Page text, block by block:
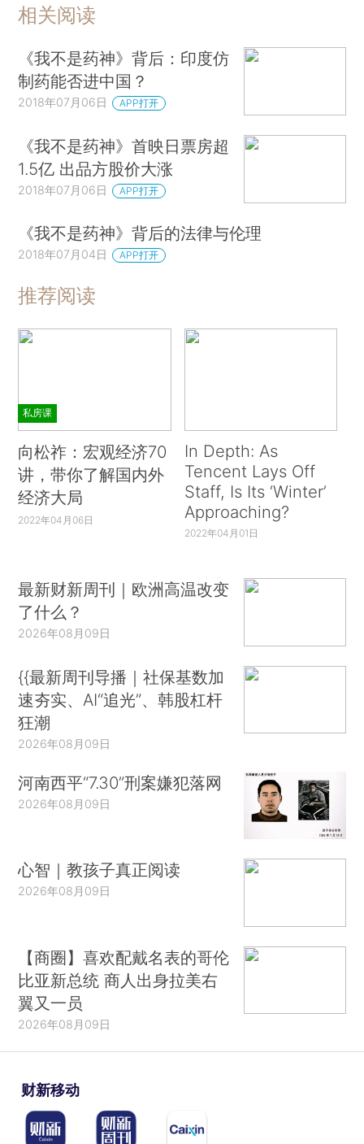
相关阅读
《我不是药神》背后：印度仿
制药能否进中国？
2018年07月06日 APP打开
《我不是药神》首映日票房超
1.5亿 出品方股价大涨
2018年07月06日 APP打开
《我不是药神》背后的法律与伦理
2018年07月04日 APP打开
推荐阅读
私房课
向松祚：宏观经济70
讲，带你了解国内外
经济大局
2022年04月06日
In Depth: As
Tencent Lays Off
Staff, Is Its ‘Winter’
Approaching?
2022年04月01日
最新财新周刊｜欧洲高温改变
了什么？
2026年08月09日
{{最新周刊导播｜社保基数加
速夯实、AI“追光”、韩股杠杆
狂潮
2026年08月09日
河南西平“7.30”刑案嫌犯落网
2026年08月09日
心智｜教孩子真正阅读
2026年08月09日
【商圈】喜欢配戴名表的哥伦
比亚新总统 商人出身拉美右
翼又一员
2026年08月09日
财新移动